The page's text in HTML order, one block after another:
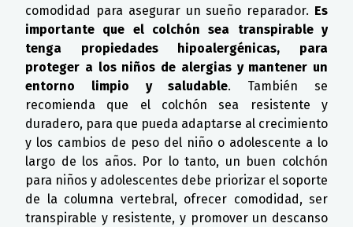
comodidad para asegurar un sueño reparador. Es
importante que el colchón sea transpirable y
tenga propiedades hipoalergénicas, para
proteger a los niños de alergias y mantener un
entorno limpio y saludable. También se
recomienda que el colchón sea resistente y
duradero, para que pueda adaptarse al crecimiento
y los cambios de peso del niño o adolescente a lo
largo de los años. Por lo tanto, un buen colchón
para niños y adolescentes debe priorizar el soporte
de la columna vertebral, ofrecer comodidad, ser
transpirable y resistente, y promover un descanso